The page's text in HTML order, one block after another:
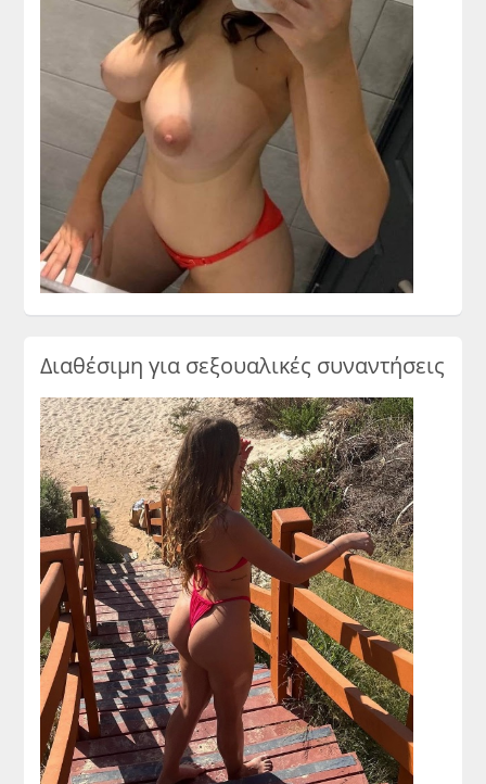
Διαθέσιμη για σεξουαλικές συναντήσεις